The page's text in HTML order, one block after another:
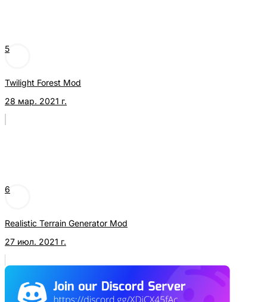
5
Twilight Forest Mod
28 мар. 2021 г.
6
Realistic Terrain Generator Mod
27 июл. 2021 г.